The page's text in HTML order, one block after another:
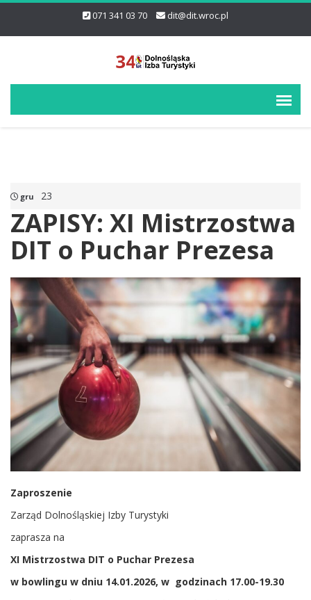
071 341 03 70 dit@dit.wroc.pl
gru 23
ZAPISY: XI Mistrzostwa
DIT o Puchar Prezesa
Zaproszenie
Zarząd Dolnośląskiej Izby Turystyki
zaprasza na
XI Mistrzostwa DIT o Puchar Prezesa
w bowlingu w dniu 14.01.2026, w godzinach 17.00-19.30